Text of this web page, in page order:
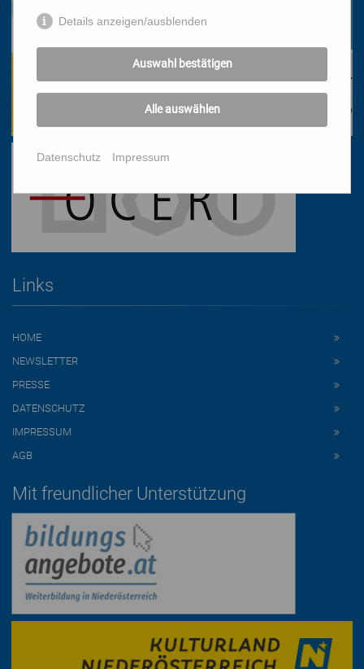
Links
HOME
NEWSLETTER
PRESSE
DATENSCHUTZ
IMPRESSUM
AGB
Mit freundlicher Unterstützung
Details anzeigen/ausblenden
Auswahl bestätigen
Alle auswählen
Datenschutz Impressum